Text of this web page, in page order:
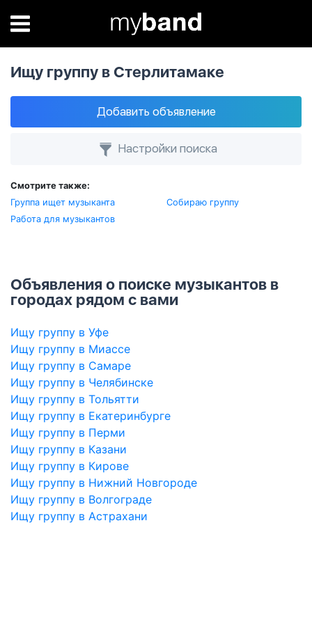
Ищу группу в Стерлитамаке
Добавить объявление
Настройки поиска
Смотрите также:
Группа ищет музыканта
Собираю группу
Работа для музыкантов
Объявления о поиске музыкантов в
городах рядом с вами
Ищу группу в Уфе
Ищу группу в Миассе
Ищу группу в Самаре
Ищу группу в Челябинске
Ищу группу в Тольятти
Ищу группу в Екатеринбурге
Ищу группу в Перми
Ищу группу в Казани
Ищу группу в Кирове
Ищу группу в Нижний Новгороде
Ищу группу в Волгограде
Ищу группу в Астрахани